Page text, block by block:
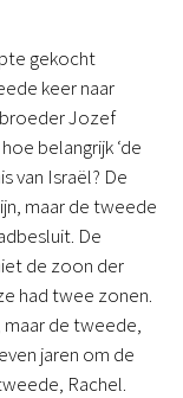
gekocht
keer naar
broeder Jozef
belangrijk ‘de
van Israël? De
maar de tweede
De
de zoon der
had twee zonen.
maar de tweede,
jaren om de
Rachel.